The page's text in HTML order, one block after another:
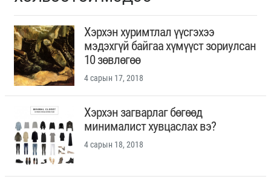
Хэрхэн хуримтлал үүсгэхээ
мэдэхгүй байгаа хүмүүст зориулсан
10 зөвлөгөө
4 сарын 17, 2018
Хэрхэн загварлаг бөгөөд
минималист хувцаслах вэ?
4 сарын 18, 2018